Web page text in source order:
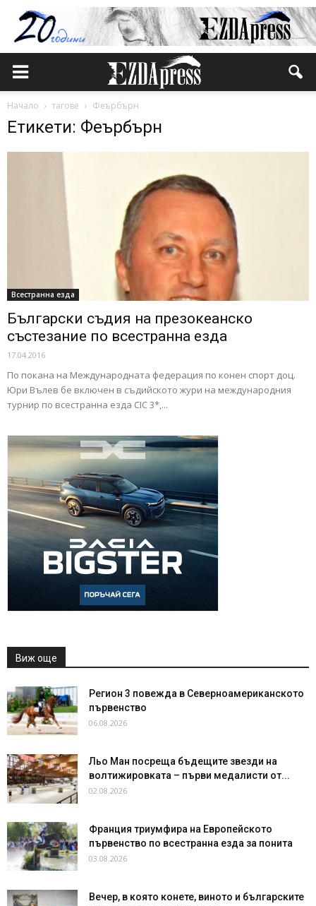
Начало тагове Феърбърн
Етикети: Феърбърн
Всестранна езда
Български съдия на презокеанско
състезание по всестранна езда
17.04.2016
По покана на Международната федерация по конен спорт доц.
Юри Вълев бе включен в съдийското жури на международния
турнир по всестранна езда CIC 3*,...
Виж още
Регион 3 повежда в Северноамериканското
първенство
06.08.2026
Льо Ман посреща бъдещите звезди на
волтижировката – първи медалисти от...
02.08.2026
Франция триумфира на Европейското
първенство по всестранна езда за понита
03.08.2026
Вечер, в която конете, виното и българските